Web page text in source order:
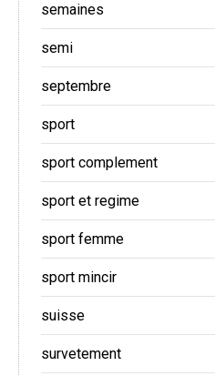
semaines
semi
septembre
sport
sport complement
sport et regime
sport femme
sport mincir
suisse
survetement